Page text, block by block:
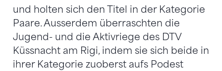
und holten sich den Titel in der Kategorie
Paare. Ausserdem überraschten die
Jugend- und die Aktivriege des DTV
Küssnacht am Rigi, indem sie sich beide in
ihrer Kategorie zuoberst aufs Podest